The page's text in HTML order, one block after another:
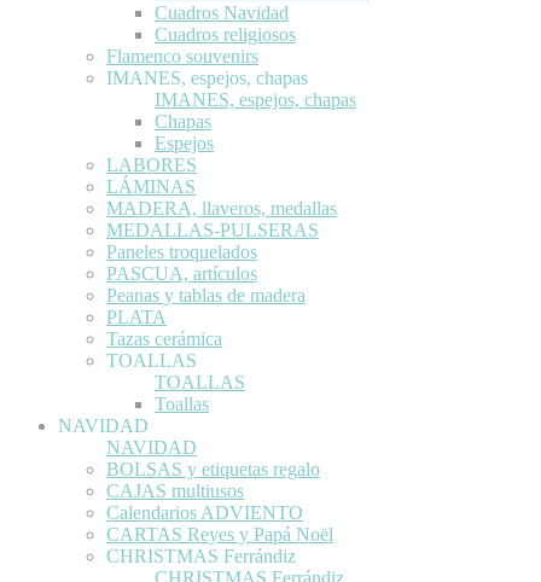
Cuadros Navidad
Cuadros religiosos
Flamenco souvenirs
IMANES, espejos, chapas
IMANES, espejos, chapas
Chapas
Espejos
LABORES
LÁMINAS
MADERA, llaveros, medallas
MEDALLAS-PULSERAS
Paneles troquelados
PASCUA, artículos
Peanas y tablas de madera
PLATA
Tazas cerámica
TOALLAS
TOALLAS
Toallas
NAVIDAD
NAVIDAD
BOLSAS y etiquetas regalo
CAJAS multiusos
Calendarios ADVIENTO
CARTAS Reyes y Papá Noël
CHRISTMAS Ferrándiz
CHRISTMAS Ferrándiz